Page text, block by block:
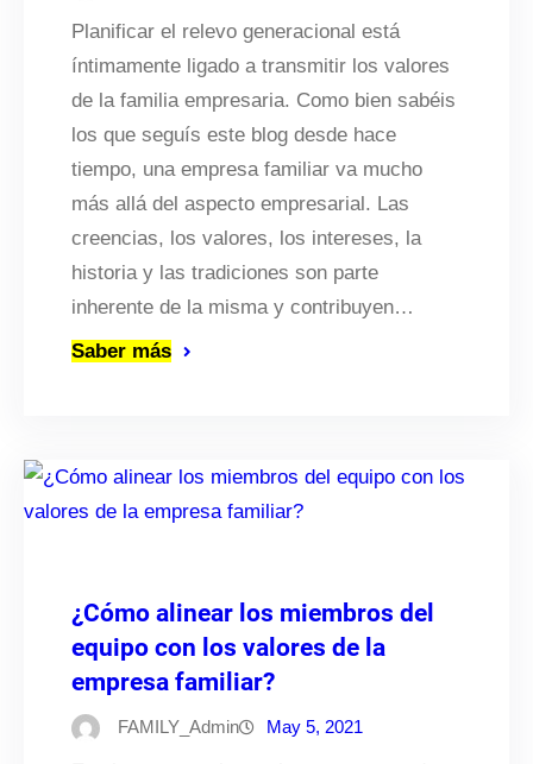
Planificar el relevo generacional está
íntimamente ligado a transmitir los valores
de la familia empresaria. Como bien sabéis
los que seguís este blog desde hace
tiempo, una empresa familiar va mucho
más allá del aspecto empresarial. Las
creencias, los valores, los intereses, la
historia y las tradiciones son parte
inherente de la misma y contribuyen…
Saber más
¿Cómo alinear los miembros del
equipo con los valores de la
empresa familiar?
FAMILY_Admin May 5, 2021